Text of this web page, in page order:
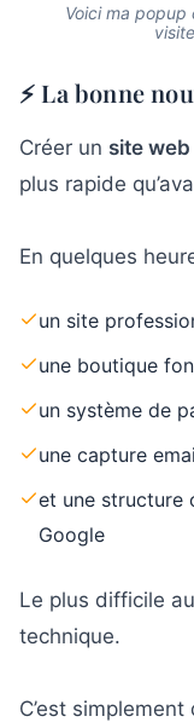
Voici ma
⚡ La bonne
Créer un site web
plus rapide
En quelques
un site
une boutique
un système de
une capture
et une structure
Google
Le plus difficile
technique.
C’est